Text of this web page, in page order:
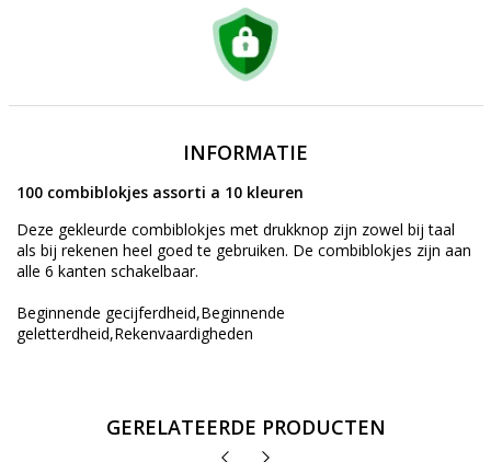
INFORMATIE
100 combiblokjes assorti a 10 kleuren
Deze gekleurde combiblokjes met drukknop zijn zowel bij taal
als bij rekenen heel goed te gebruiken. De combiblokjes zijn aan
alle 6 kanten schakelbaar.
Beginnende gecijferdheid,Beginnende
geletterdheid,Rekenvaardigheden
GERELATEERDE PRODUCTEN